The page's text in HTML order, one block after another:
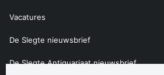
Vacatures
De Slegte nieuwsbrief
De Slegte Antiquariaat nieuwsbrief